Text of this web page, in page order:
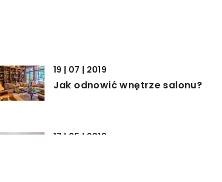
19 | 07 | 2019
Jak odnowić wnętrze salonu?
17 | 05 | 2018